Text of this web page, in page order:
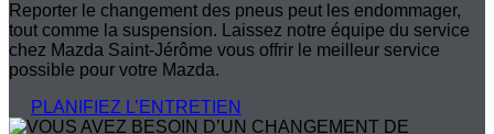
Reporter le changement des pneus peut les endommager,
tout comme la suspension. Laissez notre équipe du service
chez Mazda Saint-Jérôme vous offrir le meilleur service
possible pour votre Mazda.
PLANIFIEZ L’ENTRETIEN